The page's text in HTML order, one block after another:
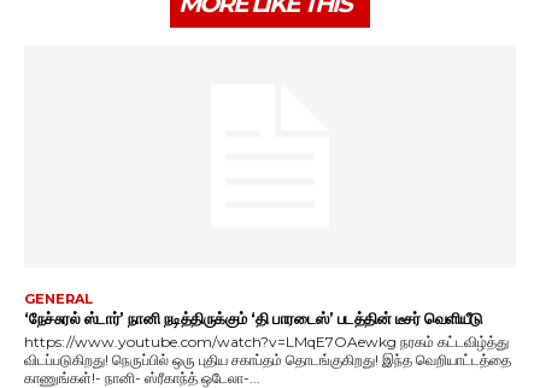
GENERAL
‘நேச்சுரல் ஸ்டார்’ நானி நடித்திருக்கும் ‘தி பாரடைஸ்’ படத்தின் டீசர் வெளியீடு
https://www.youtube.com/watch?v=LMqE7OAewkg நரகம் கட்டவிழ்த்து
விடப்படுகிறது! நெருப்பில் ஒரு புதிய சகாப்தம் தொடங்குகிறது! இந்த வெறியாட்டத்தை
காணுங்கள்!- நானி- ஸ்ரீகாந்த் ஒடேலா-...